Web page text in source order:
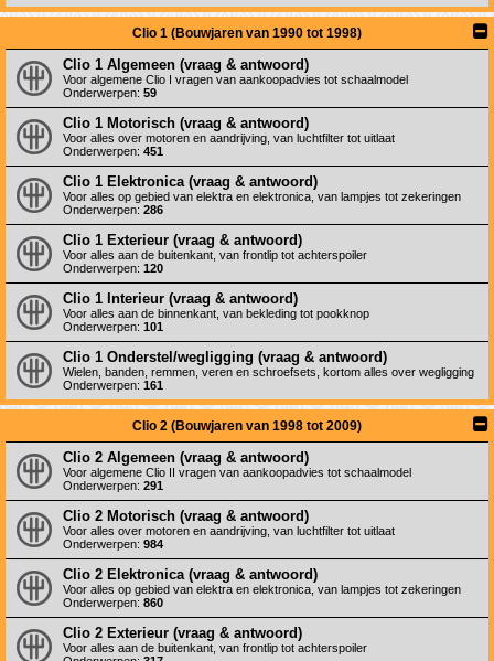
Clio 1 (Bouwjaren van 1990 tot 1998)
Clio 1 Algemeen (vraag & antwoord)
Voor algemene Clio I vragen van aankoopadvies tot schaalmodel
Onderwerpen: 59
Clio 1 Motorisch (vraag & antwoord)
Voor alles over motoren en aandrijving, van luchtfilter tot uitlaat
Onderwerpen: 451
Clio 1 Elektronica (vraag & antwoord)
Voor alles op gebied van elektra en elektronica, van lampjes tot zekeringen
Onderwerpen: 286
Clio 1 Exterieur (vraag & antwoord)
Voor alles aan de buitenkant, van frontlip tot achterspoiler
Onderwerpen: 120
Clio 1 Interieur (vraag & antwoord)
Voor alles aan de binnenkant, van bekleding tot pookknop
Onderwerpen: 101
Clio 1 Onderstel/wegligging (vraag & antwoord)
Wielen, banden, remmen, veren en schroefsets, kortom alles over wegligging
Onderwerpen: 161
Clio 2 (Bouwjaren van 1998 tot 2009)
Clio 2 Algemeen (vraag & antwoord)
Voor algemene Clio II vragen van aankoopadvies tot schaalmodel
Onderwerpen: 291
Clio 2 Motorisch (vraag & antwoord)
Voor alles over motoren en aandrijving, van luchtfilter tot uitlaat
Onderwerpen: 984
Clio 2 Elektronica (vraag & antwoord)
Voor alles op gebied van elektra en elektronica, van lampjes tot zekeringen
Onderwerpen: 860
Clio 2 Exterieur (vraag & antwoord)
Voor alles aan de buitenkant, van frontlip tot achterspoiler